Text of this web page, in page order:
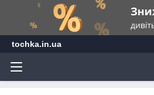
tochka.in.ua